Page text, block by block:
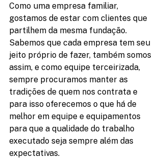
Como uma empresa familiar,
gostamos de estar com clientes que
partilhem da mesma fundação.
Sabemos que cada empresa tem seu
jeito próprio de fazer, também somos
assim, e como equipe terceirizada,
sempre procuramos manter as
tradições de quem nos contrata e
para isso oferecemos o que há de
melhor em equipe e equipamentos
para que a qualidade do trabalho
executado seja sempre além das
expectativas.